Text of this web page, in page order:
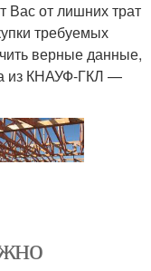
Вас от лишних трат
требуемых
верные данные,
из КНАУФ-ГКЛ —